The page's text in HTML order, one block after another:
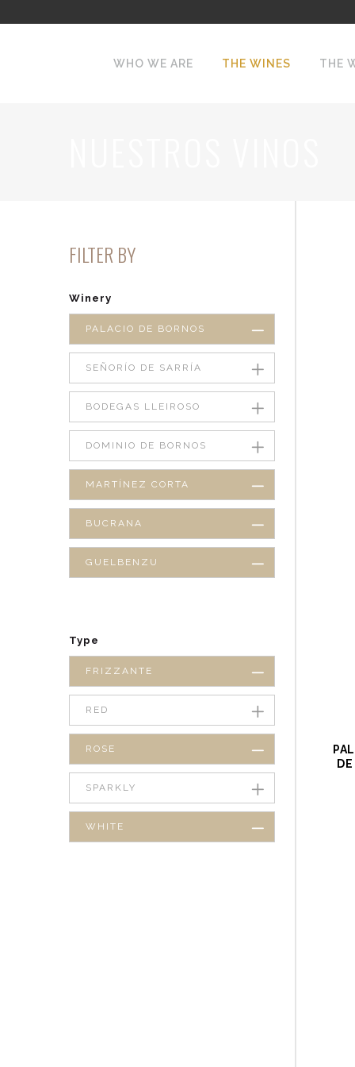
WHO WE ARE THE WINES THE
FILTER BY
Winery
PALACIO DE BORNOS
SEÑORÍO DE SARRÍA
BODEGAS LLEIROSO
DOMINIO DE BORNOS
MARTÍNEZ CORTA
BUCRANA
GUELBENZU
Type
FRIZZANTE
RED
ROSE
SPARKLY
WHITE